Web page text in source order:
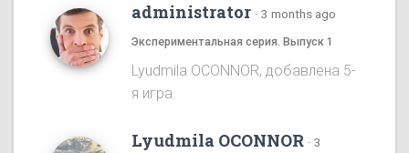
administrator · 3 months ago
Экспериментальная серия. Выпуск 1
Lyudmila OCONNOR, добавлена 5-
я игра.
Lyudmila OCONNOR · 3